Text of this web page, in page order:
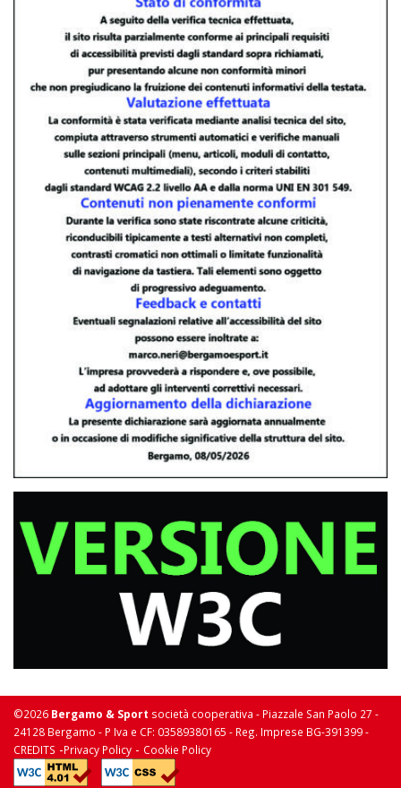
©2026 Bergamo & Sport società cooperativa - Piazzale San Paolo 27 -
24128 Bergamo - P Iva e CF: 03589380165 - Reg. Imprese BG-391399 -
CREDITS -Privacy Policy - Cookie Policy